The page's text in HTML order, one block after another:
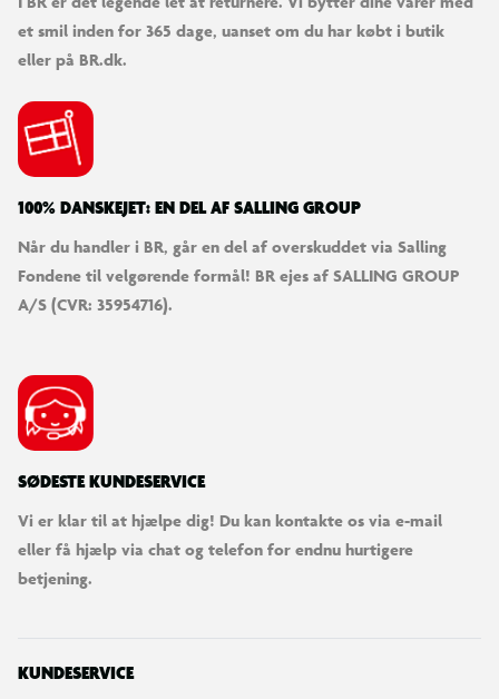
et smil inden for 365 dage, uanset om du har købt i butik
eller på BR.dk.
100% DANSKEJET: EN DEL AF SALLING GROUP
Når du handler i BR, går en del af overskuddet via Salling
Fondene til velgørende formål! BR ejes af SALLING GROUP
A/S (CVR: 35954716).
SØDESTE KUNDESERVICE
Vi er klar til at hjælpe dig! Du kan kontakte os via e-mail
eller få hjælp via chat og telefon for endnu hurtigere
betjening.
KUNDESERVICE